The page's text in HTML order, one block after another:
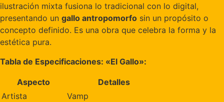
ilustración mixta fusiona lo tradicional con lo digital,
presentando un gallo antropomorfo sin un propósito o
concepto definido. Es una obra que celebra la forma y la
estética pura.
Tabla de Especificaciones: «El Gallo»:
Aspecto
Detalles
Artista
Vamp